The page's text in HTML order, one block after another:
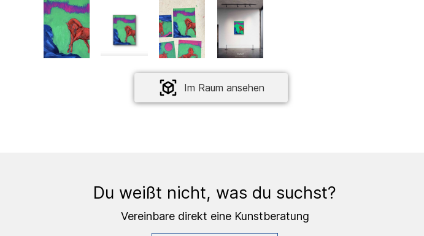
Im Raum ansehen
Du weißt nicht, was du suchst?
Vereinbare direkt eine Kunstberatung